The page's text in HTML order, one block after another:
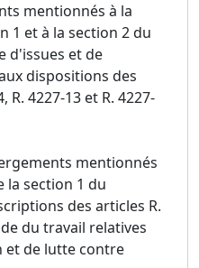
mentionnés à la
1 et à la section 2 du
d'issues et de
dispositions des
R. 4227-13 et R. 4227-
mentionnés
la section 1 du
des articles R.
du travail relatives
et de lutte contre